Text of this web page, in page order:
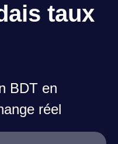
taux
BDT en
réel